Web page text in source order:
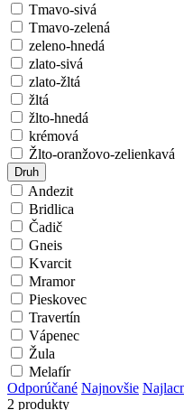
Tmavo-sivá
Tmavo-zelená
zeleno-hnedá
zlato-sivá
zlato-žltá
žltá
žlto-hnedá
krémová
Žlto-oranžovo-zelienkavá
Druh
Andezit
Bridlica
Čadič
Gneis
Kvarcit
Mramor
Pieskovec
Travertín
Vápenec
Žula
Melafír
Odporúčané Najnovšie
2 produkty